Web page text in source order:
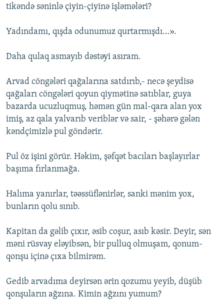
tikəndə səninlə çiyin-çiyinə işləmələri?
Yadındamı, qışda odunumuz qurtarmışdı…».
Daha qulaq asmayıb dəstəyi asıram.
Arvad cöngələri qağalarına satdırıb,- necə şeydisə
qağaları cöngələri qoyun qiymətinə satıblar, guya
bazarda ucuzluqmuş, həmən gün mal-qara alan yox
imiş, az qala yalvarıb veriblər və sair, - şəhərə gələn
kəndçimizlə pul göndərir.
Pul öz işini görür. Həkim, şəfqət bacıları başlayırlar
başıma fırlanmağa.
Halıma yanırlar, təəssüflənirlər, sanki mənim yox,
bunların qolu sınıb.
Kapitan da gəlib çıxır, əsib coşur, asıb kəsir. Deyir, sən
məni rüsvay eləyibsən, bir pulluq olmuşam, qonum-
qonşu içinə çıxa bilmirəm.
Gedib arvadıma deyirsən ərin qozumu yeyib, düşüb
qonşuların ağzına. Kimin ağzını yumum?